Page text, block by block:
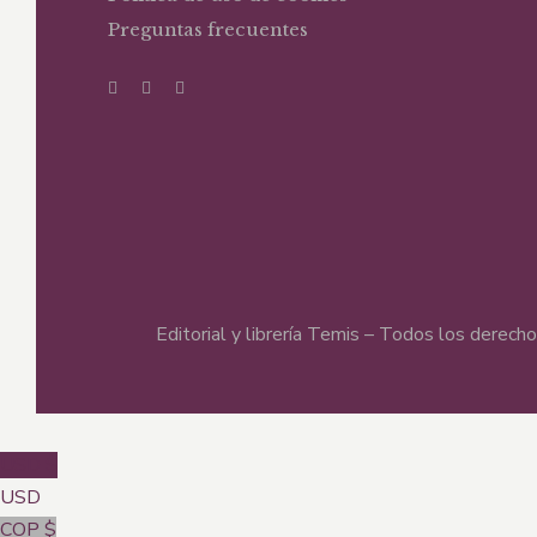
Preguntas frecuentes
Editorial y librería Temis – Todos los
USD
COP $